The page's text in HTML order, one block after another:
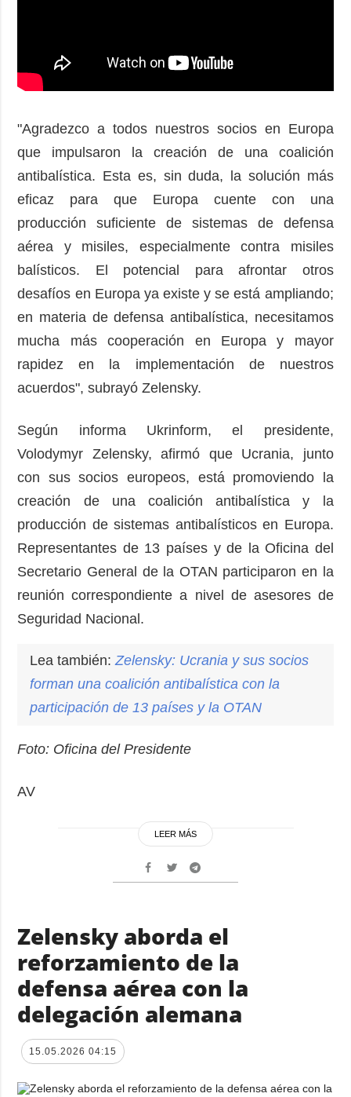
"Agradezco a todos nuestros socios en Europa
que impulsaron la creación de una coalición
antibalística. Esta es, sin duda, la solución más
eficaz para que Europa cuente con una
producción suficiente de sistemas de defensa
aérea y misiles, especialmente contra misiles
balísticos. El potencial para afrontar otros
desafíos en Europa ya existe y se está ampliando;
en materia de defensa antibalística, necesitamos
mucha más cooperación en Europa y mayor
rapidez en la implementación de nuestros
acuerdos", subrayó Zelensky.
Según informa Ukrinform, el presidente,
Volodymyr Zelensky, afirmó que Ucrania, junto
con sus socios europeos, está promoviendo la
creación de una coalición antibalística y la
producción de sistemas antibalísticos en Europa.
Representantes de 13 países y de la Oficina del
Secretario General de la OTAN participaron en la
reunión correspondiente a nivel de asesores de
Seguridad Nacional.
Lea también:Zelensky: Ucrania y sus socios
forman una coalición antibalística con la
participación de 13 países y la OTAN
Foto: Oficina del Presidente
AV
LEER MÁS
Zelensky aborda el
reforzamiento de la
defensa aérea con la
delegación alemana
15.05.2026 04:15